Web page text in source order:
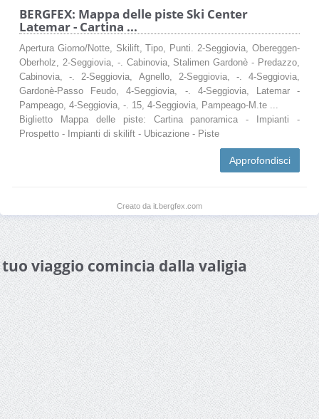
BERGFEX: Mappa delle piste Ski Center
Latemar - Cartina ...
Apertura Giorno/Notte, Skilift, Tipo, Punti. 2-Seggiovia, Obereggen-
Oberholz, 2-Seggiovia, -. Cabinovia, Stalimen Gardonè - Predazzo,
Cabinovia, -. 2-Seggiovia, Agnello, 2-Seggiovia, -. 4-Seggiovia,
Gardonè-Passo Feudo, 4-Seggiovia, -. 4-Seggiovia, Latemar -
Pampeago, 4-Seggiovia, -. 15, 4-Seggiovia, Pampeago-M.te ...
Biglietto Mappa delle piste: Cartina panoramica - Impianti -
Prospetto - Impianti di skilift - Ubicazione - Piste
Approfondisci
Creato da it.bergfex.com
viaggio comincia dalla valigia